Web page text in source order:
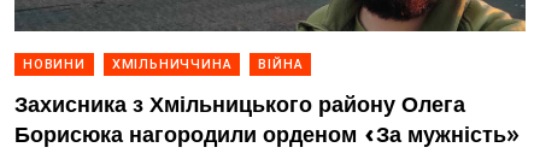
НОВИНИ ХМІЛЬНИЧЧИНА ВІЙНА
Захисника з Хмільницького району Олега
Борисюка нагородили орденом «За мужність»